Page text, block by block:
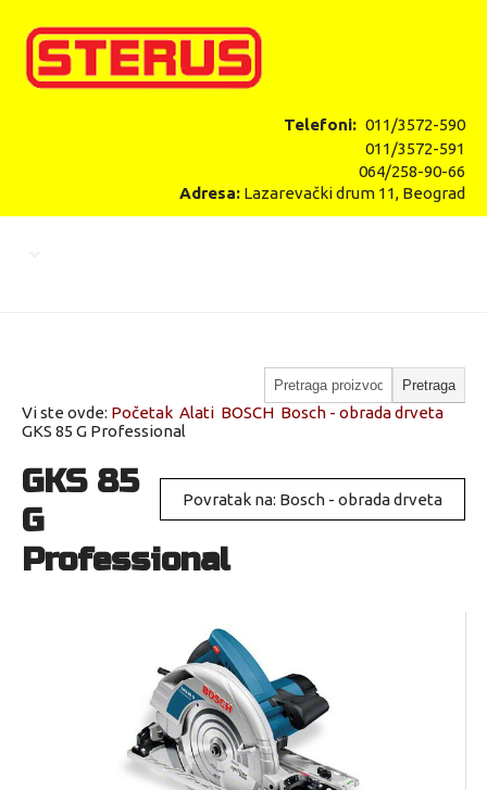
Telefoni: 011/3572-590
011/3572-591
064/258-90-66
Adresa: Lazarevački drum 11, Beograd
Vi ste ovde: Početak Alati BOSCH Bosch - obrada drveta
GKS 85 G Professional
Povratak na: Bosch - obrada drveta
GKS 85
G
Professional